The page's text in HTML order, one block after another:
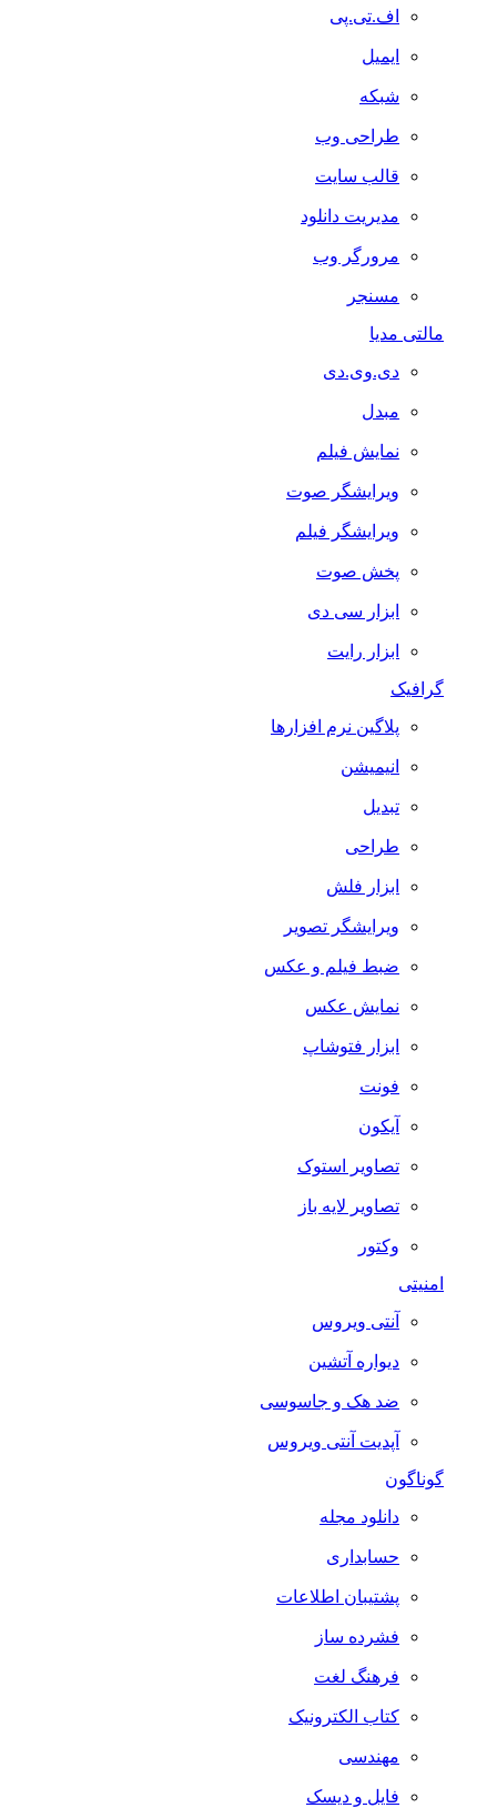
اف.تی.پی
ایمیل
شبکه
طراحی وب
قالب سایت
مدیریت دانلود
مرورگر وب
مسنجر
مالتی مدیا
دی.وی.دی
مبدل
نمایش فیلم
ویرایشگر صوت
ویرایشگر فیلم
پخش صوت
ابزار سی دی
ابزار رایت
گرافیک
پلاگین نرم افزارها
انیمیشن
تبدیل
طراحی
ابزار فلش
ویرایشگر تصویر
ضبط فيلم و عكس
نمایش عکس
ابزار فتوشاپ
فونت
آیکون
تصاویر استوک
تصاویر لایه باز
وکتور
آنتی ویروس
دیواره آتشین
ضد هک و جاسوسی
آپدیت آنتی ویروس
گوناگون
دانلود مجله
حسابداری
پشتیبان اطلاعات
فشرده ساز
فرهنگ لغت
کتاب الکترونیک
مهندسی
فایل و دیسک